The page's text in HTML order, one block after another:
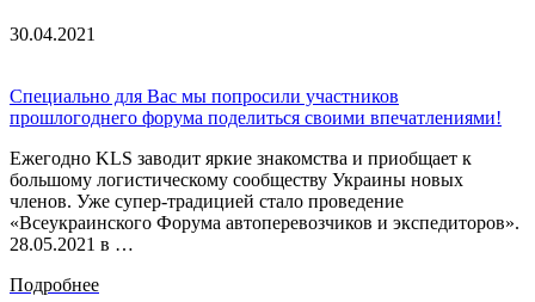
30.04.2021
Специально для Вас мы попросили участников
прошлогоднего форума поделиться своими впечатлениями!
Ежегодно KLS заводит яркие знакомства и приобщает к
большому логистическому сообществу Украины новых
членов. Уже супер-традицией стало проведение
«Всеукраинского Форума автоперевозчиков и экспедиторов».
28.05.2021 в …
Подробнее